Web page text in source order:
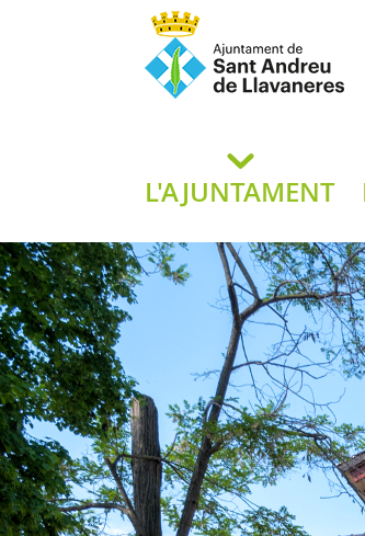
L'AJUNTAMENT